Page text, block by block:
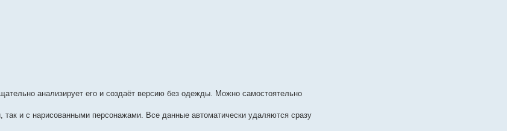
анализирует его и создаёт версию без одежды. Можно самостоятельно
и с нарисованными персонажами. Все данные автоматически удаляются сразу